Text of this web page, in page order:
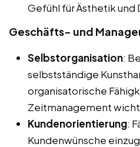
Gefühl für Ästhetik und
Geschäfts- und
Selbstorganisation:
selbstständige
organisatorische
Zeitmanagement
Kundenorientierung:
Kundenwünsche